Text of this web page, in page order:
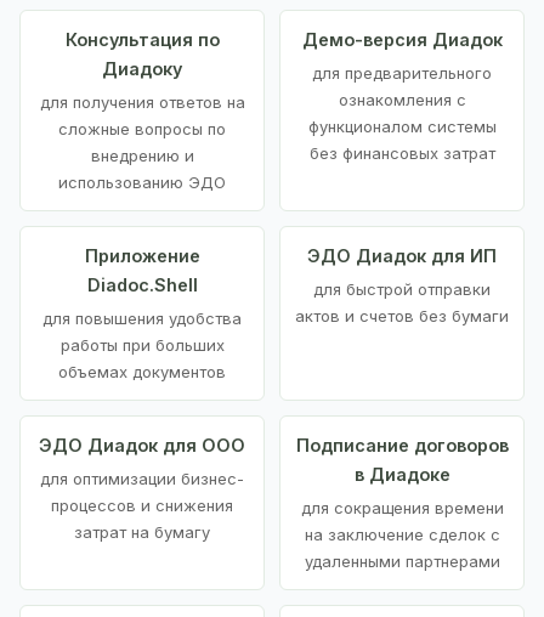
Консультация по
Диадоку
для получения ответов на
сложные вопросы по
внедрению и
использованию ЭДО
Демо-версия Диадок
для предварительного
ознакомления с
функционалом системы
без финансовых затрат
Приложение
Diadoc.Shell
для повышения удобства
работы при больших
объемах документов
ЭДО Диадок для ИП
для быстрой отправки
актов и счетов без бумаги
ЭДО Диадок для ООО
для оптимизации бизнес-
процессов и снижения
затрат на бумагу
Подписание договоров
в Диадоке
для сокращения времени
на заключение сделок с
удаленными партнерами